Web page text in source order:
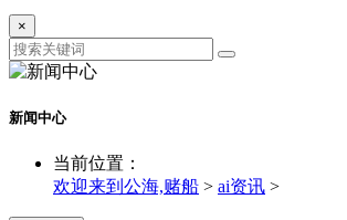
×
新闻中心
当前位置：
欢迎来到公海,赌船 > ai资讯 >